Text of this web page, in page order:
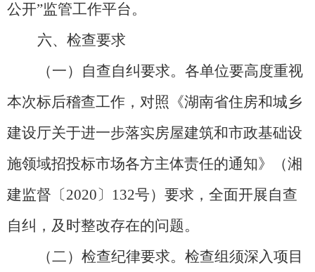
公开”监管工作平台。
六、检查要求
（一）自查自纠要求。 各单位要高度重视
本次标后稽查工作，对照《湖南省住房和城乡
建设厅关于进一步落实房屋建筑和市政基础设
施领域招投标市场各方主体责任的通知》（湘
建监督〔2020〕132号）要求，全面开展自查
自纠，及时整改存在的问题。​
（二）检查纪律要求。 检查组须深入项目